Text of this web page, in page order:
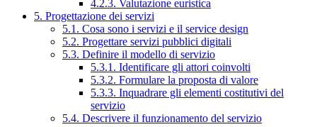
4.2.3. Valutazione euristica
5. Progettazione dei servizi
5.1. Cosa sono i servizi e il service design
5.2. Progettare servizi pubblici digitali
5.3. Definire il modello di servizio
5.3.1. Identificare gli attori coinvolti
5.3.2. Formulare la proposta di valore
5.3.3. Inquadrare gli elementi costitutivi del
servizio
5.4. Descrivere il funzionamento del servizio